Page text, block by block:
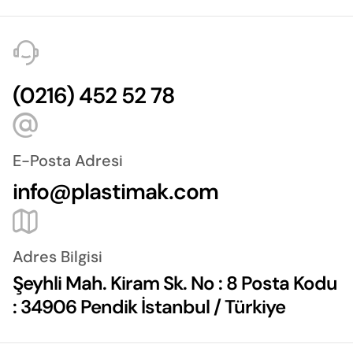
(0216) 452 52 78
E-Posta Adresi
info@plastimak.com
Adres Bilgisi
Şeyhli Mah. Kiram Sk. No : 8 Posta Kodu
: 34906 Pendik İstanbul / Türkiye